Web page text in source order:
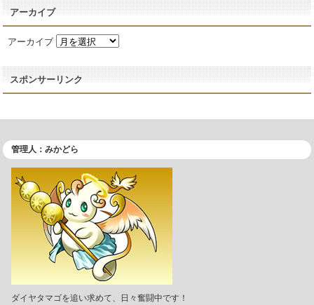
アーカイブ
アーカイブ
スポンサーリンク
管理人：みかどら
ダイヤタマゴを追い求めて、日々奮闘中です！